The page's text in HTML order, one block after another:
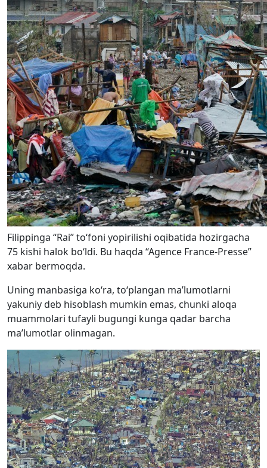
Filippinga “Rai” to‘foni yopirilishi oqibatida hozirgacha
75 kishi halok bo‘ldi. Bu haqda “Agence France-Presse”
xabar bermoqda.
Uning manbasiga ko‘ra, to‘plangan ma’lumotlarni
yakuniy deb hisoblash mumkin emas, chunki aloqa
muammolari tufayli bugungi kunga qadar barcha
ma’lumotlar olinmagan.